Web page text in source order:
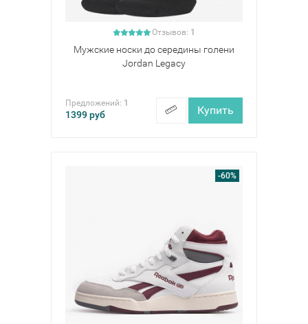
Отзывов: 1
Мужские носки до середины голени
Jordan Legacy
Предложений: 1
1399руб Купить
-60%